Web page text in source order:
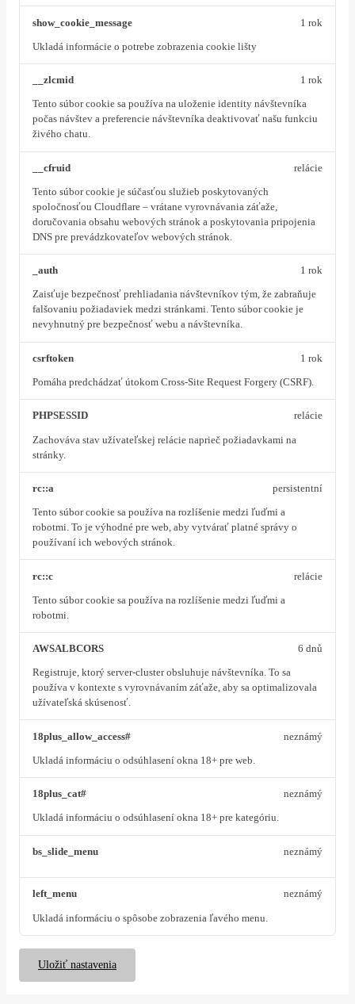
show_cookie_message
Ukladá informácie o potrebe zobrazenia cookie lišty
1 rok
__zlcmid
Tento súbor cookie sa používa na uloženie identity návštevníka
počas návštev a preferencie návštevníka deaktivovať našu funkciu
živého chatu.
1 rok
__cfruid
Tento súbor cookie je súčasťou služieb poskytovaných
spoločnosťou Cloudflare – vrátane vyrovnávania záťaže,
doručovania obsahu webových stránok a poskytovania pripojenia
DNS pre prevádzkovateľov webových stránok.
relácie
_auth
Zaisťuje bezpečnosť prehliadania návštevníkov tým, že zabraňuje
falšovaniu požiadaviek medzi stránkami. Tento súbor cookie je
nevyhnutný pre bezpečnosť webu a návštevníka.
1 rok
csrftoken
Pomáha predchádzať útokom Cross-Site Request Forgery (CSRF).
1 rok
PHPSESSID
Zachováva stav užívateľskej relácie naprieč požiadavkami na
stránky.
relácie
rc::a
Tento súbor cookie sa používa na rozlíšenie medzi ľuďmi a
robotmi. To je výhodné pre web, aby vytvárať platné správy o
používaní ich webových stránok.
persistentní
rc::c
Tento súbor cookie sa používa na rozlíšenie medzi ľuďmi a
robotmi.
relácie
AWSALBCORS
Registruje, ktorý server-cluster obsluhuje návštevníka. To sa
používa v kontexte s vyrovnávaním záťaže, aby sa optimalizovala
užívateľská skúsenosť.
6 dnů
18plus_allow_access#
Ukladá informáciu o odsúhlasení okna 18+ pre web.
neznámý
18plus_cat#
Ukladá informáciu o odsúhlasení okna 18+ pre kategóriu.
neznámý
bs_slide_menu neznámý
left_menu
Ukladá informáciu o spôsobe zobrazenia ľavého menu.
neznámý
Uložiť nastavenia